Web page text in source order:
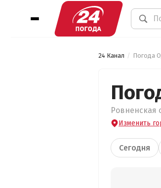
24 Канал Погода
Ровненская
Изменить
Сегодня